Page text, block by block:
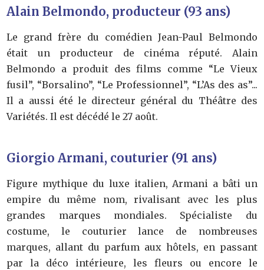
Alain Belmondo, producteur (93 ans)
Le grand frère du comédien Jean-Paul Belmondo
était un producteur de cinéma réputé. Alain
Belmondo a produit des films comme “Le Vieux
fusil”, “Borsalino”, “Le Professionnel”, “L’As des as”...
Il a aussi été le directeur général du Théâtre des
Variétés. Il est décédé le 27 août.
Giorgio Armani, couturier (91 ans)
Figure mythique du luxe italien, Armani a bâti un
empire du même nom, rivalisant avec les plus
grandes marques mondiales. Spécialiste du
costume, le couturier lance de nombreuses
marques, allant du parfum aux hôtels, en passant
par la déco intérieure, les fleurs ou encore le